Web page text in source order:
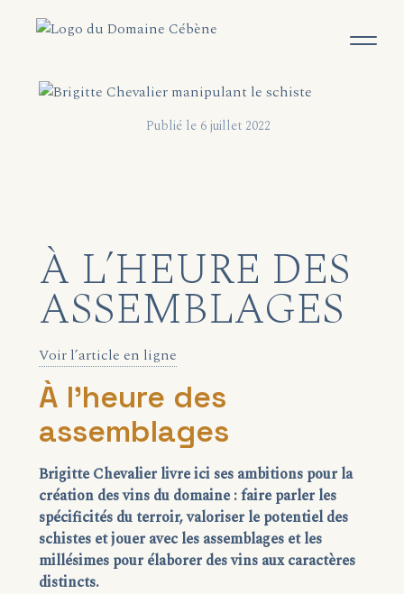
Publié le 6 juillet 2022
À L’HEURE DES
ASSEMBLAGES
Voir l’article en ligne
À l’heure des
assemblages
Brigitte Chevalier livre ici ses ambitions pour la
création des vins du domaine : faire parler les
spécificités du terroir, valoriser le potentiel des
schistes et jouer avec les assemblages et les
millésimes pour élaborer des vins aux caractères
distincts.